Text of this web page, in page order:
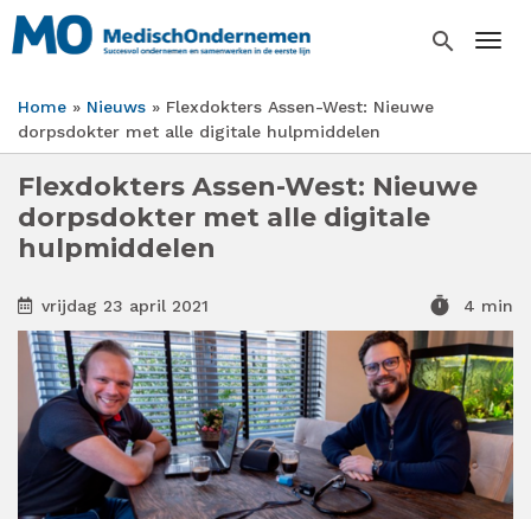
Overslaan
en
inhoud
gaan
search
Kruimelpad
Home Nieuws
Flexdokters Assen-West: Nieuwe
dorpsdokter met alle digitale hulpmiddelen
Flexdokters Assen-West: Nieuwe
dorpsdokter met alle digitale
hulpmiddelen
vrijdag 23 april 2021 timer 4 min